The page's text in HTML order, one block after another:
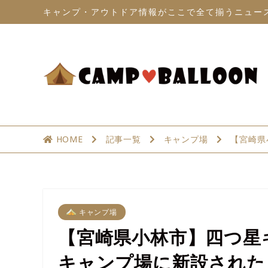
キャンプ・アウトドア情報がここで全て揃うニュー
HOME 記事一覧 キャンプ場 【宮崎
キャンプ場
【宮崎県小林市】四つ
キャンプ場に新設され